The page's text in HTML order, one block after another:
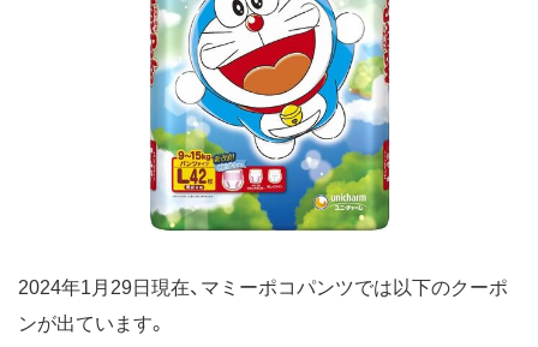
2024年1月29日現在、マミーポコパンツでは以下のクーポ
ンが出ています。